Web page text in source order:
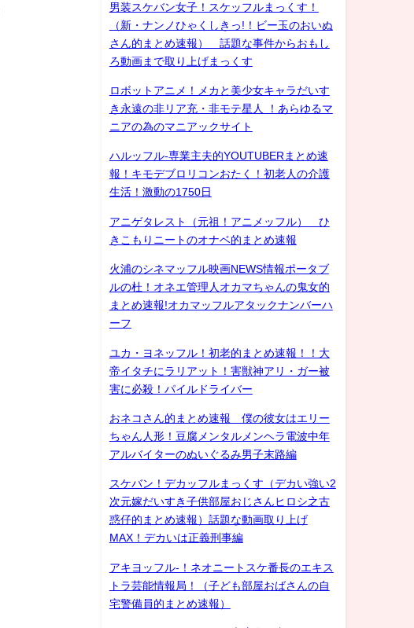
男装スケバン女子！スケッフルまっくす！
（新・ナンノひゃくしきっ!！ビー玉のおいぬ
さん的まとめ速報） 話題な事件からおもし
ろ動画まで取り上げまっくす
ロボットアニメ！メカと美少女キャラだいす
き永遠の非リア充・非モテ星人 ！あらゆるマ
ニアの為のマニアックサイト
ハルッフル-専業主夫的YOUTUBERまとめ速
報！キモデブロリコンおたく！初老人の介護
生活！激動の1750日
アニゲタレスト（元祖！アニメッフル） ひ
きこもりニートのオナベ的まとめ速報
火浦のシネマッフル映画NEWS情報ポータブ
ルの杜！オネエ管理人オカマちゃんの鬼女的
まとめ速報!オカマッフルアタックナンバーハ
ーフ
ユカ・ヨネッフル！初老的まとめ速報！！大
帝イタチにラリアット！害獣神アリ・ガー被
害に必殺！パイルドライバー
おネコさん的まとめ速報 僕の彼女はエリー
ちゃん人形！豆腐メンタルメンヘラ電波中年
アルバイターのぬいぐるみ男子末路編
スケバン！デカッフルまっくす（デカい強い2
次元嫁だいすき子供部屋おじさんヒロシ之古
惑仔的まとめ速報）話題な動画取り上げ
MAX！デカいは正義刑事編
アキヨッフル-！ネオニートスケ番長のエキス
トラ芸能情報局！（子ども部屋おばさんの自
宅警備員的まとめ速報）